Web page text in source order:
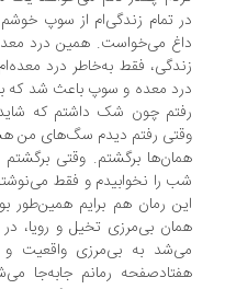
تمام زندگی‌ام از سوپ خوشم
می‌خواست. همین درد معده‌ام
فقط به‌خاطر درد معده‌ام.
معده و سوپ باعث شد که بلند
چون شک داشتم که شاید
رفتم دیدم سگ‌های من هستند که
برگشتم. وقتی برگشتم تمام
را نخوابیدم و فقط می‌نوشتم. در
رمان هم برایم همین‌طور بود.
بی‌‌مرزی تخیل و رویا، در یک
به بی‌مرزی واقعیت و
رمانم جابه‌جا می‌شد.